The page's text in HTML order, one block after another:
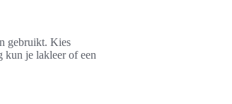
gebruikt. Kies
kun je lakleer of een